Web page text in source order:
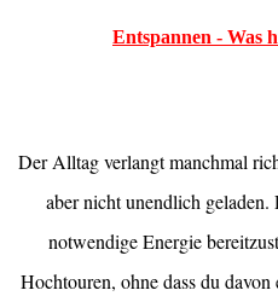
Entspannen - Was
Der Alltag verlangt manchmal
aber nicht unendlich
notwendige Energie
Hochtouren, ohne dass du